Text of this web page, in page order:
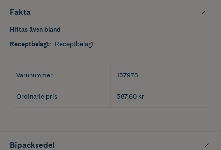
Fakta
Hittas även bland
Receptbelagt: Receptbelagt
Varunummer 137978
Ordinarie pris 387,60 kr
Bipacksedel